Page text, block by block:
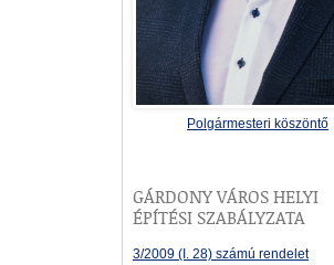
Polgármesteri köszöntő
GÁRDONY VÁROS HELYI
ÉPÍTÉSI SZABÁLYZATA
3/2009 (I. 28) számú rendelet